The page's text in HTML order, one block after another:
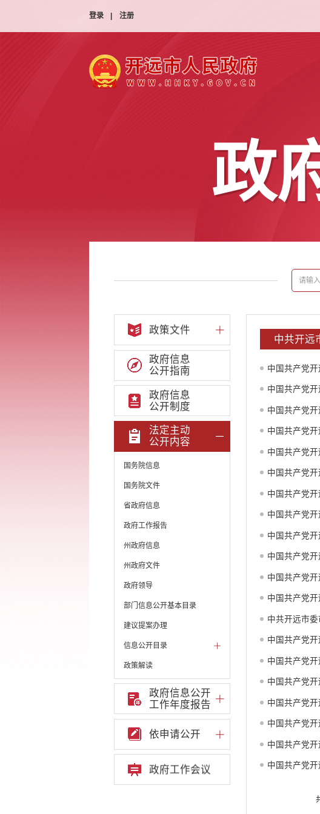
登录 注册
政
政策文件
政府信息
公开指南
政府信息
公开制度
法定主动
公开内容
国务院信息
国务院文件
省政府信息
政府工作报告
州政府信息
州政府文件
政府领导
部门信息公开基本目录
建议提案办理
信息公开目录
政策解读
机构职能和权责清单
自然资源政务公开
重点领域信息公开
部门单位专栏
中共开远市委办公室
政府信息公开
工作年度报告
依申请公开
政府工作会议
中共开远
中国共产党
中国共产党
中国共产党
中国共产党
中国共产党
中国共产党
中国共产党
中国共产党
中国共产党
中国共产党
中国共产党
中国共产党
中共开远市
中国共产党
中国共产党
中国共产党
中国共产党
中国共产党
中国共产党
中国共产党